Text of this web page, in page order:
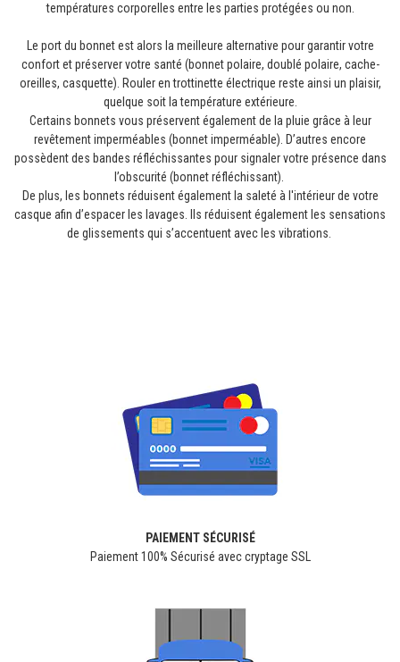
températures corporelles entre les parties protégées ou non.
Le port du bonnet est alors la meilleure alternative pour garantir votre
confort et préserver votre santé (bonnet polaire, doublé polaire, cache-
oreilles, casquette). Rouler en trottinette électrique reste ainsi un plaisir,
quelque soit la température extérieure.
Certains bonnets vous préservent également de la pluie grâce à leur
revêtement imperméables (bonnet imperméable). D’autres encore
possèdent des bandes réfléchissantes pour signaler votre présence dans
l’obscurité (bonnet réfléchissant).
De plus, les bonnets réduisent également la saleté à l'intérieur de votre
casque afin d’espacer les lavages. Ils réduisent également les sensations
de glissements qui s’accentuent avec les vibrations.
PAIEMENT SÉCURISÉ
Paiement 100% Sécurisé avec cryptage SSL